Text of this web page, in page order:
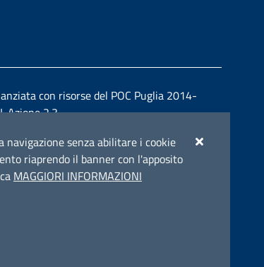
senza abilitare i cookie
riaprendo il banner con l'apposito
MAGGIORI INFORMAZIONI
con risorse del POC Puglia 2014-
Azione 2.3.